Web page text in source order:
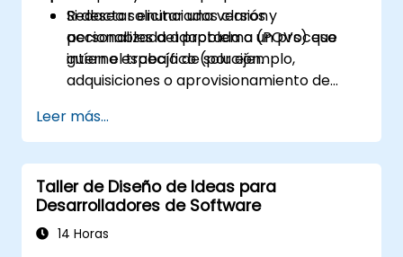
Redactar enunciados claros y
accionables del problema (POVs) que
guíen el trabajo de solución.
Si desea solicitar una versión
personalizada adaptada a un proceso
interno específico (por ejemplo,
adquisiciones o aprovisionamiento de
Leer más...
Taller de Diseño de Ideas para
Desarrolladores de Software
14 Horas